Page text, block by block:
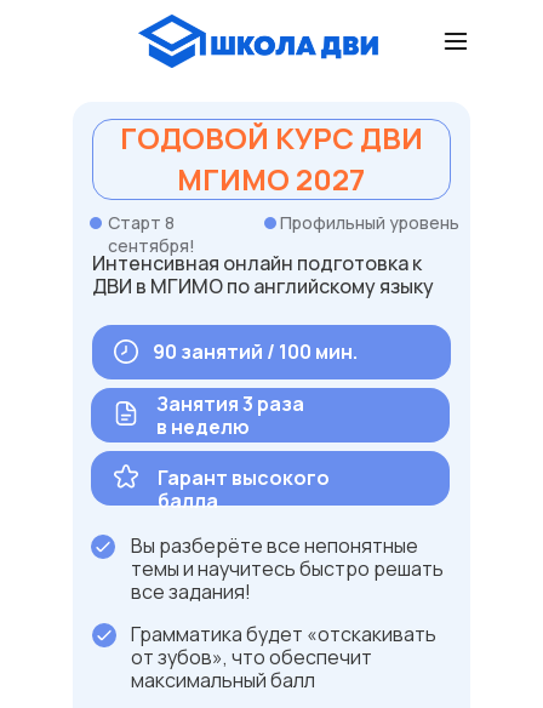
ГОДОВОЙ КУРС ДВИ
МГИМО 2027
90 занятий / 100 мин.
Занятия 3 раза
в неделю
Гарант высокого
балла
Вы разберёте все непонятные
темы и научитесь быстро решать
все задания!
Грамматика будет «отскакивать
от зубов», что обеспечит
максимальный балл
Интенсивная онлайн подготовка к
ДВИ в МГИМО по английскому языку
Старт 8
сентября!
Профильный уровень